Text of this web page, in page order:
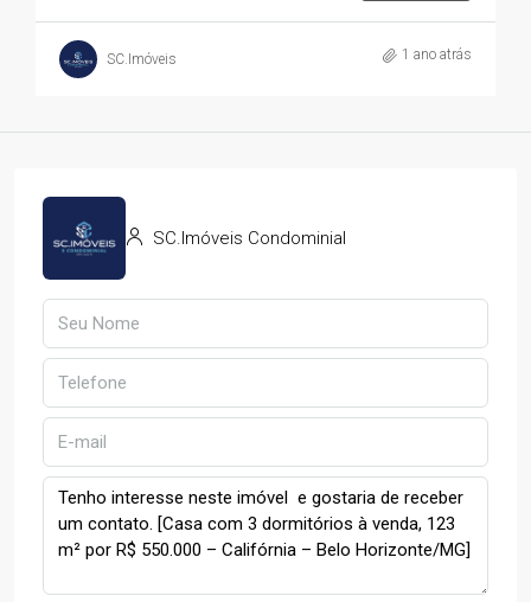
SC.Imóveis 1 ano atrás
SC.Imóveis Condominial